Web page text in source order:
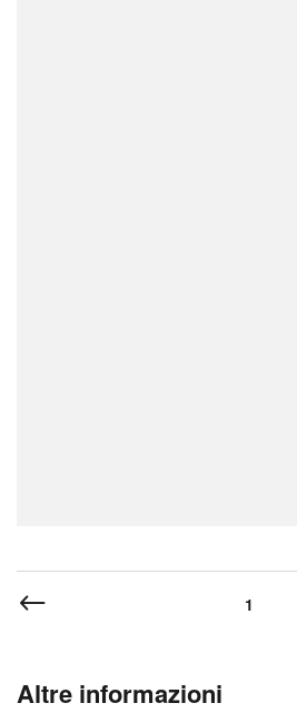
1
Altre informazioni